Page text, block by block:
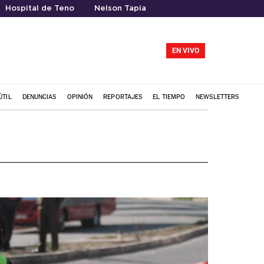
Hospital de Teno Nelson Tapia
EN VIVO
DENUNCIAS OPINIÓN REPORTAJES EL TIEMPO NEWSLETTERS